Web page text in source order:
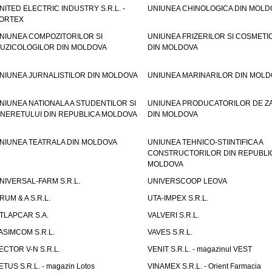
ELECTRIC INDUSTRY S.R.L. -
UNIUNEA CHINOLOGICA DIN
COMPOZITORILOR SI
DIN MOLDOVA
UNIUNEA FRIZERILOR SI
DIN MOLDOVA
JURNALISTILOR DIN MOLDOVA UNIUNEA MARINARILOR DIN
NATIONALA A STUDENTILOR SI
DIN REPUBLICA MOLDOVA
UNIUNEA PRODUCATORILOR DE
DIN MOLDOVA
TEATRALA DIN MOLDOVA
UNIUNEA TEHNICO-STIINTIFICA A
CONSTRUCTORILOR DIN
MOLDOVA
FARM S.R.L.
UNIVERSCOOP LEOVA
& A S.R.L.
UTA-IMPEX S.R.L.
S.A.
VALVERI S.R.L.
S.R.L.
VAVES S.R.L.
V-N S.R.L.
VENIT S.R.L. - magazinul VEST
S.R.L. - magazin Lotos
VINAMEX S.R.L. - Orient Farmacia